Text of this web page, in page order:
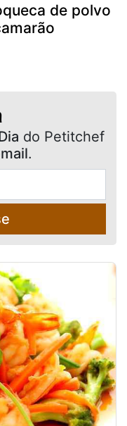
de polvo
do Petitchef
.